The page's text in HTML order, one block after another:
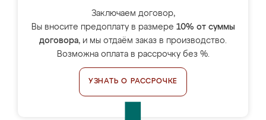
Заключаем договор,
Вы вносите предоплату в размере 10% от суммы
договора, и мы отдаём заказ в производство.
Возможна оплата в рассрочку без %.
УЗНАТЬ О РАССРОЧКЕ